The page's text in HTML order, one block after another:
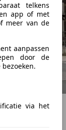
telkens
app of met
meer van de
aanpassen
door de
via het
eerste die
zekere